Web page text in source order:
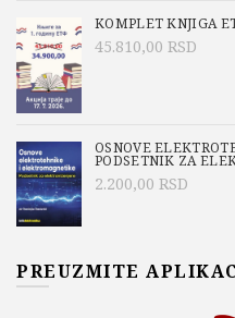
KOMPLET KNJIGA
45.810,00 RSD
OSNOVE
PODSETNIK ZA
2.200,00 RSD
PREUZMITE